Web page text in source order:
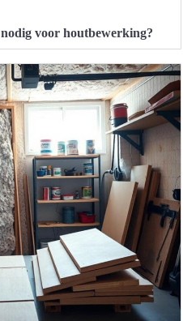
voor houtbewerking?